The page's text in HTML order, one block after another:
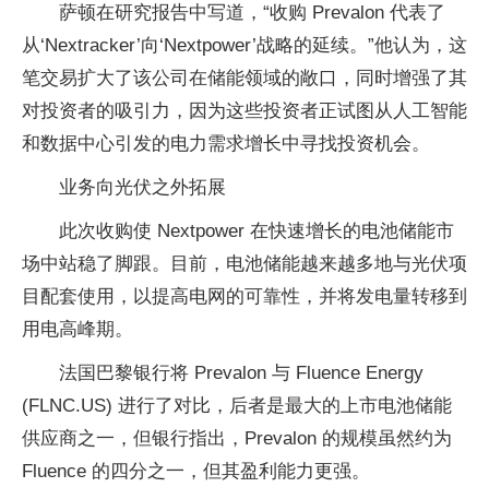
萨顿在研究报告中写道，“收购 Prevalon 代表了
从‘Nextracker’向‘Nextpower’战略的延续。”他认为，这
笔交易扩大了该公司在储能领域的敞口，同时增强了其
对投资者的吸引力，因为这些投资者正试图从人工智能
和数据中心引发的电力需求增长中寻找投资机会。
业务向光伏之外拓展
此次收购使 Nextpower 在快速增长的电池储能市
场中站稳了脚跟。目前，电池储能越来越多地与光伏项
目配套使用，以提高电网的可靠性，并将发电量转移到
用电高峰期。
法国巴黎银行将 Prevalon 与 Fluence Energy
(FLNC.US) 进行了对比，后者是最大的上市电池储能
供应商之一，但银行指出，Prevalon 的规模虽然约为
Fluence 的四分之一，但其盈利能力更强。